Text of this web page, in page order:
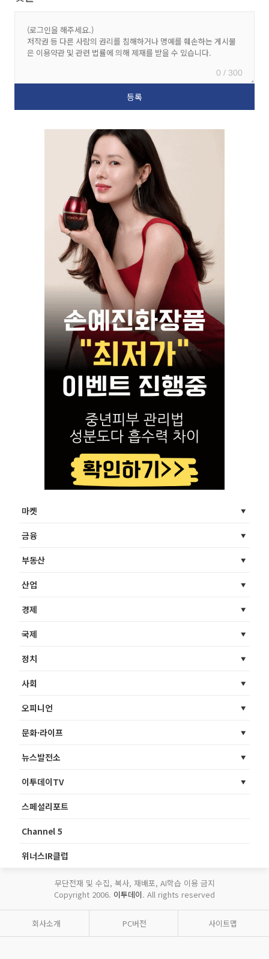
0 / 300
마켓
금융
부동산
산업
경제
국제
정치
사회
오피니언
문화·라이프
뉴스발전소
이투데이TV
스페셜리포트
Channel 5
위너스IR클럽
무단전재 및 수집, 복사, 재배포, AI학습 이용 금지
Copyright 2006. 이투데이. All rights reserved
회사소개 PC버전 사이트맵